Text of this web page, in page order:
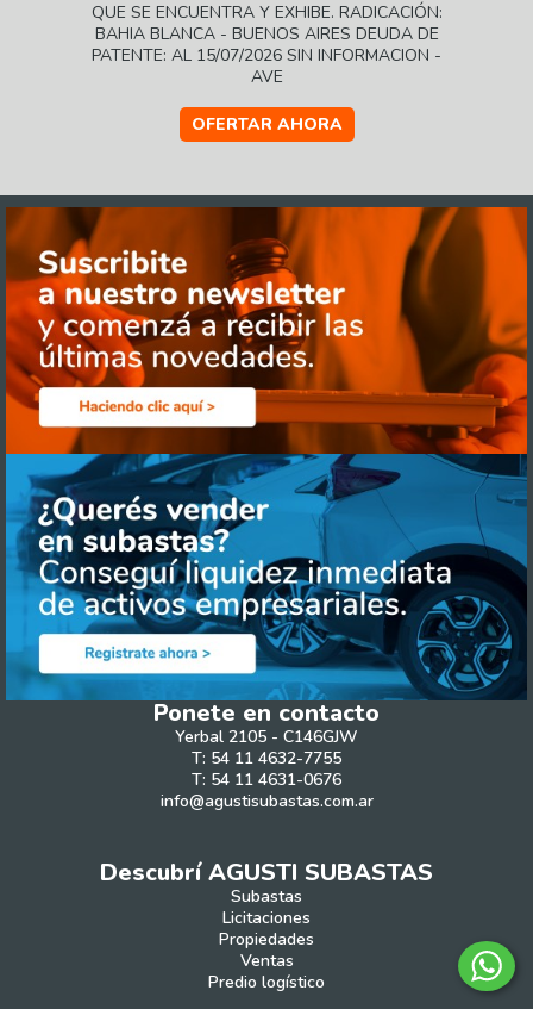
QUE SE ENCUENTRA Y EXHIBE. RADICACIÓN:
BAHIA BLANCA - BUENOS AIRES DEUDA DE
PATENTE: AL 15/07/2026 SIN INFORMACION -
AVE
OFERTAR AHORA
Ponete en contacto
Yerbal 2105 - C146GJW
T: 54 11 4632-7755
T: 54 11 4631-0676
info@agustisubastas.com.ar
Descubrí AGUSTI SUBASTAS
Subastas
Licitaciones
Propiedades
Ventas
Predio logístico